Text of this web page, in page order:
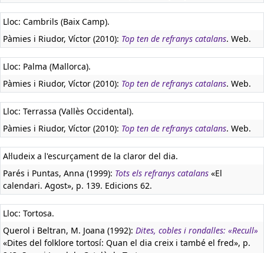
Lloc: Cambrils (Baix Camp).
Pàmies i Riudor, Víctor (2010): Top ten de refranys catalans. Web.
Lloc: Palma (Mallorca).
Pàmies i Riudor, Víctor (2010): Top ten de refranys catalans. Web.
Lloc: Terrassa (Vallès Occidental).
Pàmies i Riudor, Víctor (2010): Top ten de refranys catalans. Web.
Al·ludeix a l'escurçament de la claror del dia.
Parés i Puntas, Anna (1999): Tots els refranys catalans «El
calendari. Agost», p. 139. Edicions 62.
Lloc: Tortosa.
Querol i Beltran, M. Joana (1992): Dites, cobles i rondalles: «Recull»
«Dites del folklore tortosí: Quan el dia creix i també el fred», p.